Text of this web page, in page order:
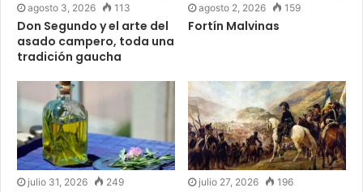
agosto 3, 2026 113
Don Segundo y el arte del
asado campero, toda una
tradición gaucha
agosto 2, 2026 159
Fortín Malvinas
julio 31, 2026 249 julio 27, 2026 196